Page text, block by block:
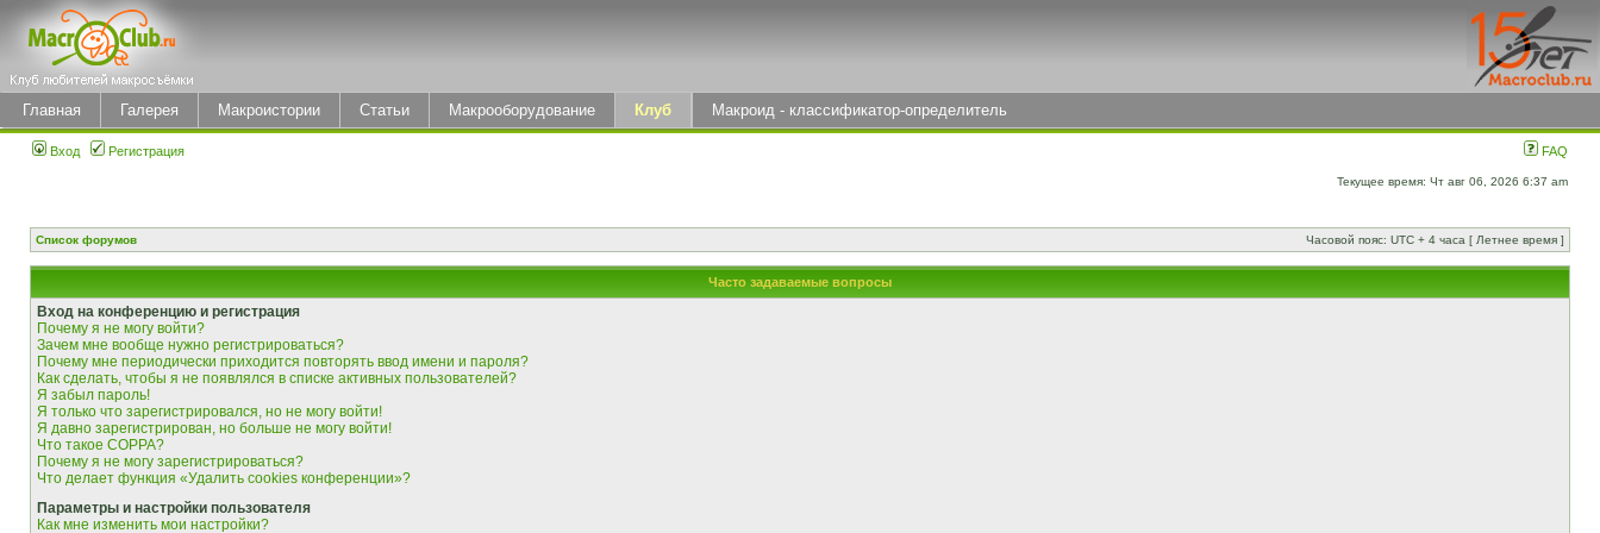
Главная Галерея Макроистории Статьи Макрооборудование Клуб Макроид - классификатор-определитель
Вход Регистрация FAQ
Текущее время: Чт авг 06, 2026 6:37 am
Список форумов Часовой пояс: UTC + 4 часа [ Летнее время ]
Часто задаваемые вопросы
Вход на конференцию и регистрация
Почему я не могу войти?
Зачем мне вообще нужно регистрироваться?
Почему мне периодически приходится повторять ввод имени и пароля?
Как сделать, чтобы я не появлялся в списке активных пользователей?
Я забыл пароль!
Я только что зарегистрировался, но не могу войти!
Я давно зарегистрирован, но больше не могу войти!
Что такое COPPA?
Почему я не могу зарегистрироваться?
Что делает функция «Удалить cookies конференции»?
Параметры и настройки пользователя
Как мне изменить мои настройки?